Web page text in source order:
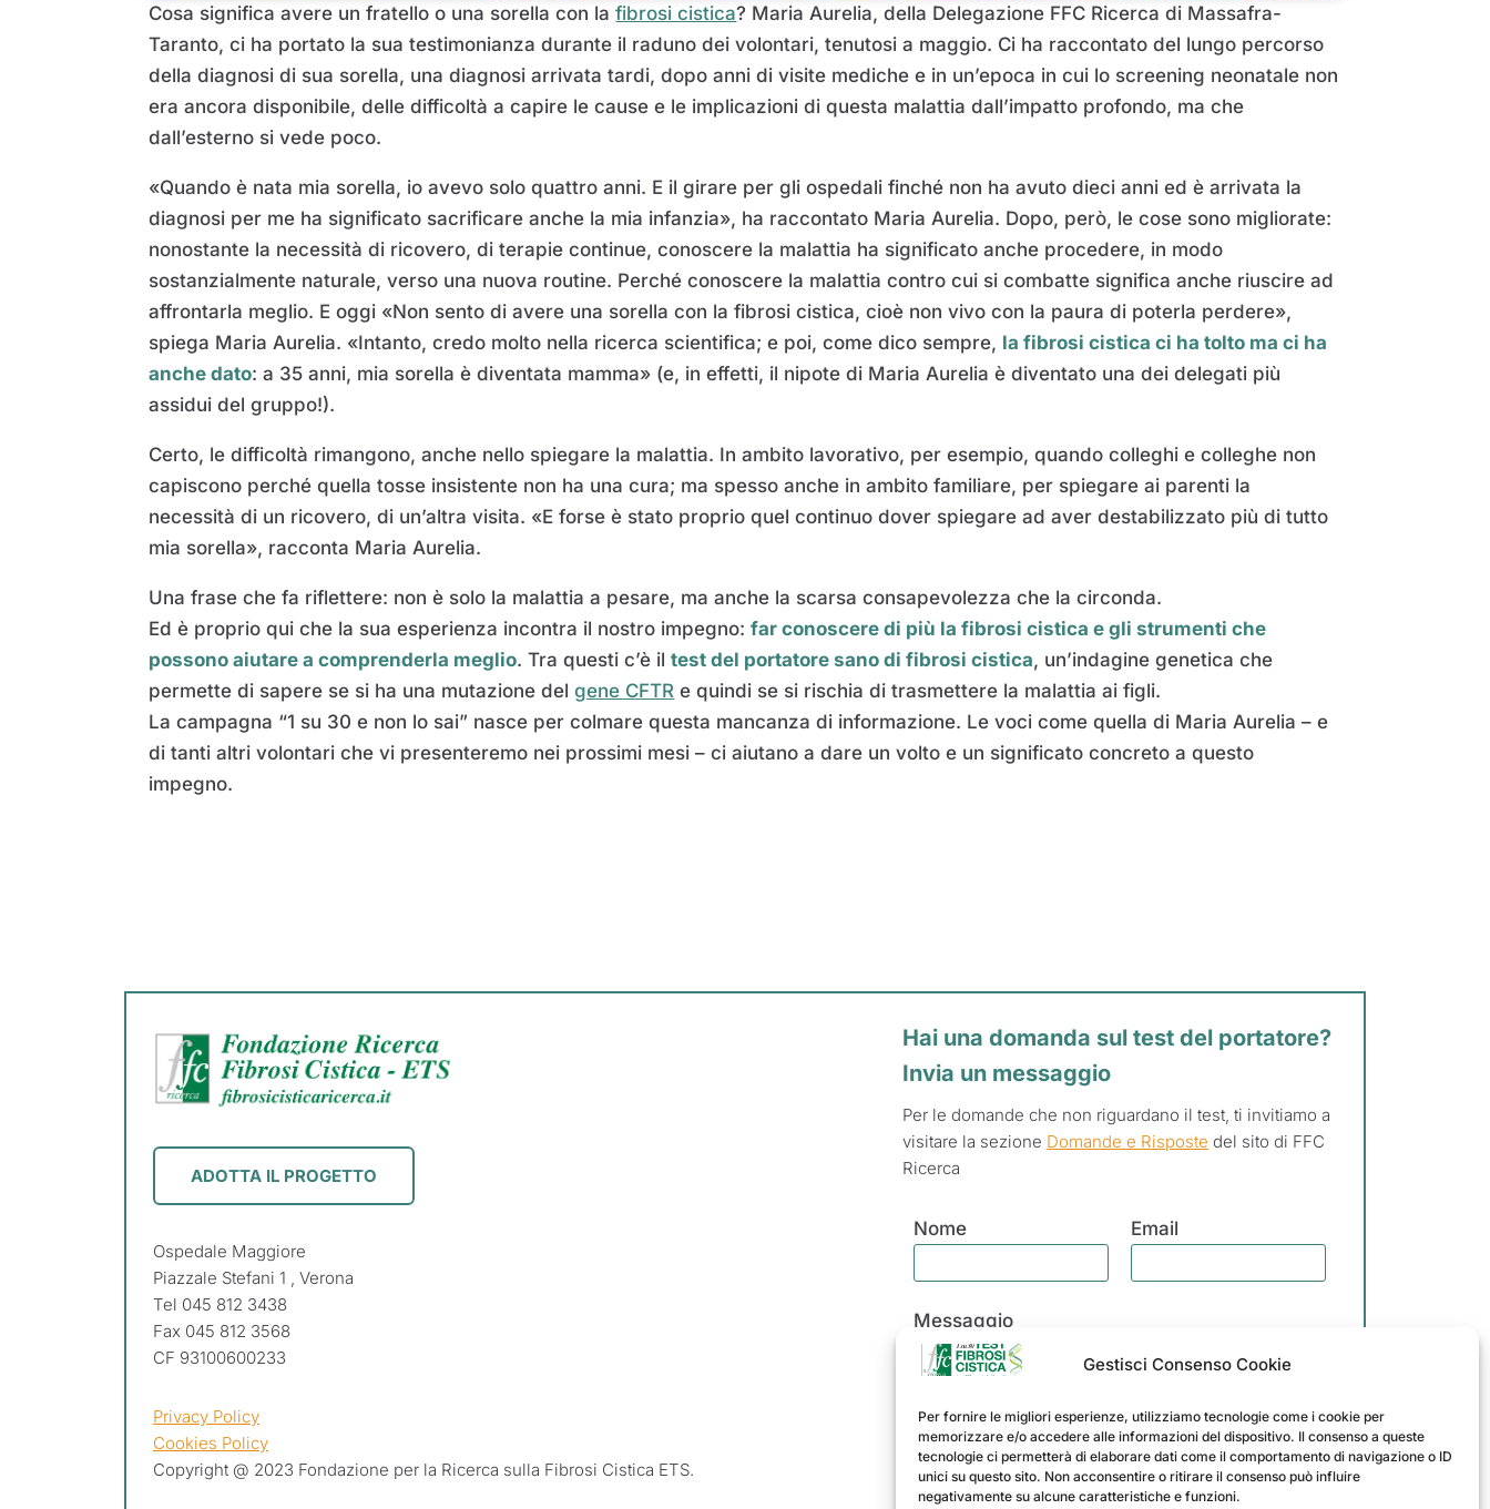
Gestisci Consenso Cookie
Per fornire le migliori esperienze, utilizziamo tecnologie come i cookie per
memorizzare e/o accedere alle informazioni del dispositivo. Il consenso a queste
tecnologie ci permetterà di elaborare dati come il comportamento di navigazione o ID
unici su questo sito. Non acconsentire o ritirare il consenso può influire
negativamente su alcune caratteristiche e funzioni.
Cosa significa avere un fratello o una sorella con lafibrosi cistica? Maria Aurelia, della Delegazione FFC Ricerca di Massafra-
Taranto, ci ha portato la sua testimonianza durante il raduno dei volontari, tenutosi a maggio. Ci ha raccontato del lungo percorso
della diagnosi di sua sorella, una diagnosi arrivata tardi, dopo anni di visite mediche e in un’epoca in cui lo screening neonatale non
era ancora disponibile, delle difficoltà a capire le cause e le implicazioni di questa malattia dall’impatto profondo, ma che
dall’esterno si vede poco.
«Quando è nata mia sorella, io avevo solo quattro anni. E il girare per gli ospedali finché non ha avuto dieci anni ed è arrivata la
diagnosi per me ha significato sacrificare anche la mia infanzia», ha raccontato Maria Aurelia. Dopo, però, le cose sono migliorate:
nonostante la necessità di ricovero, di terapie continue, conoscere la malattia ha significato anche procedere, in modo
sostanzialmente naturale, verso una nuova routine. Perché conoscere la malattia contro cui si combatte significa anche riuscire ad
affrontarla meglio. E oggi «Non sento di avere una sorella con la fibrosi cistica, cioè non vivo con la paura di poterla perdere»,
spiega Maria Aurelia. «Intanto, credo molto nella ricerca scientifica; e poi, come dico sempre, la fibrosi cistica ci ha tolto ma ci ha
anche dato: a 35 anni, mia sorella è diventata mamma» (e, in effetti, il nipote di Maria Aurelia è diventato una dei delegati più
assidui del gruppo!).
Certo, le difficoltà rimangono, anche nello spiegare la malattia. In ambito lavorativo, per esempio, quando colleghi e colleghe non
capiscono perché quella tosse insistente non ha una cura; ma spesso anche in ambito familiare, per spiegare ai parenti la
necessità di un ricovero, di un’altra visita. «E forse è stato proprio quel continuo dover spiegare ad aver destabilizzato più di tutto
mia sorella», racconta Maria Aurelia.
Una frase che fa riflettere: non è solo la malattia a pesare, ma anche la scarsa consapevolezza che la circonda.
Ed è proprio qui che la sua esperienza incontra il nostro impegno:far conoscere di più la fibrosi cistica e gli strumenti che
possono aiutare a comprenderla meglio. Tra questi c’è iltest del portatore sano di fibrosi cistica, un’indagine genetica che
permette di sapere se si ha una mutazione delgene CFTR e quindi se si rischia di trasmettere la malattia ai figli.
La campagna “1 su 30 e non lo sai” nasce per colmare questa mancanza di informazione. Le voci come quella di Maria Aurelia – e
di tanti altri volontari che vi presenteremo nei prossimi mesi – ci aiutano a dare un volto e un significato concreto a questo
impegno.
ADOTTA IL PROGETTO
Ospedale Maggiore
Piazzale Stefani 1 , Verona
Tel 045 812 3438
Fax 045 812 3568
CF 93100600233
Privacy Policy
Cookies Policy
Copyright @ 2023 Fondazione per la Ricerca sulla Fibrosi Cistica ETS.
Hai una domanda sul test del portatore?
Invia un messaggio
Per le domande che non riguardano il test, ti invitiamo a
visitare la sezione Domande e Risposte del sito di FFC
Ricerca
Nome Email
Messaggio
Dichiaro di aver letto e compreso